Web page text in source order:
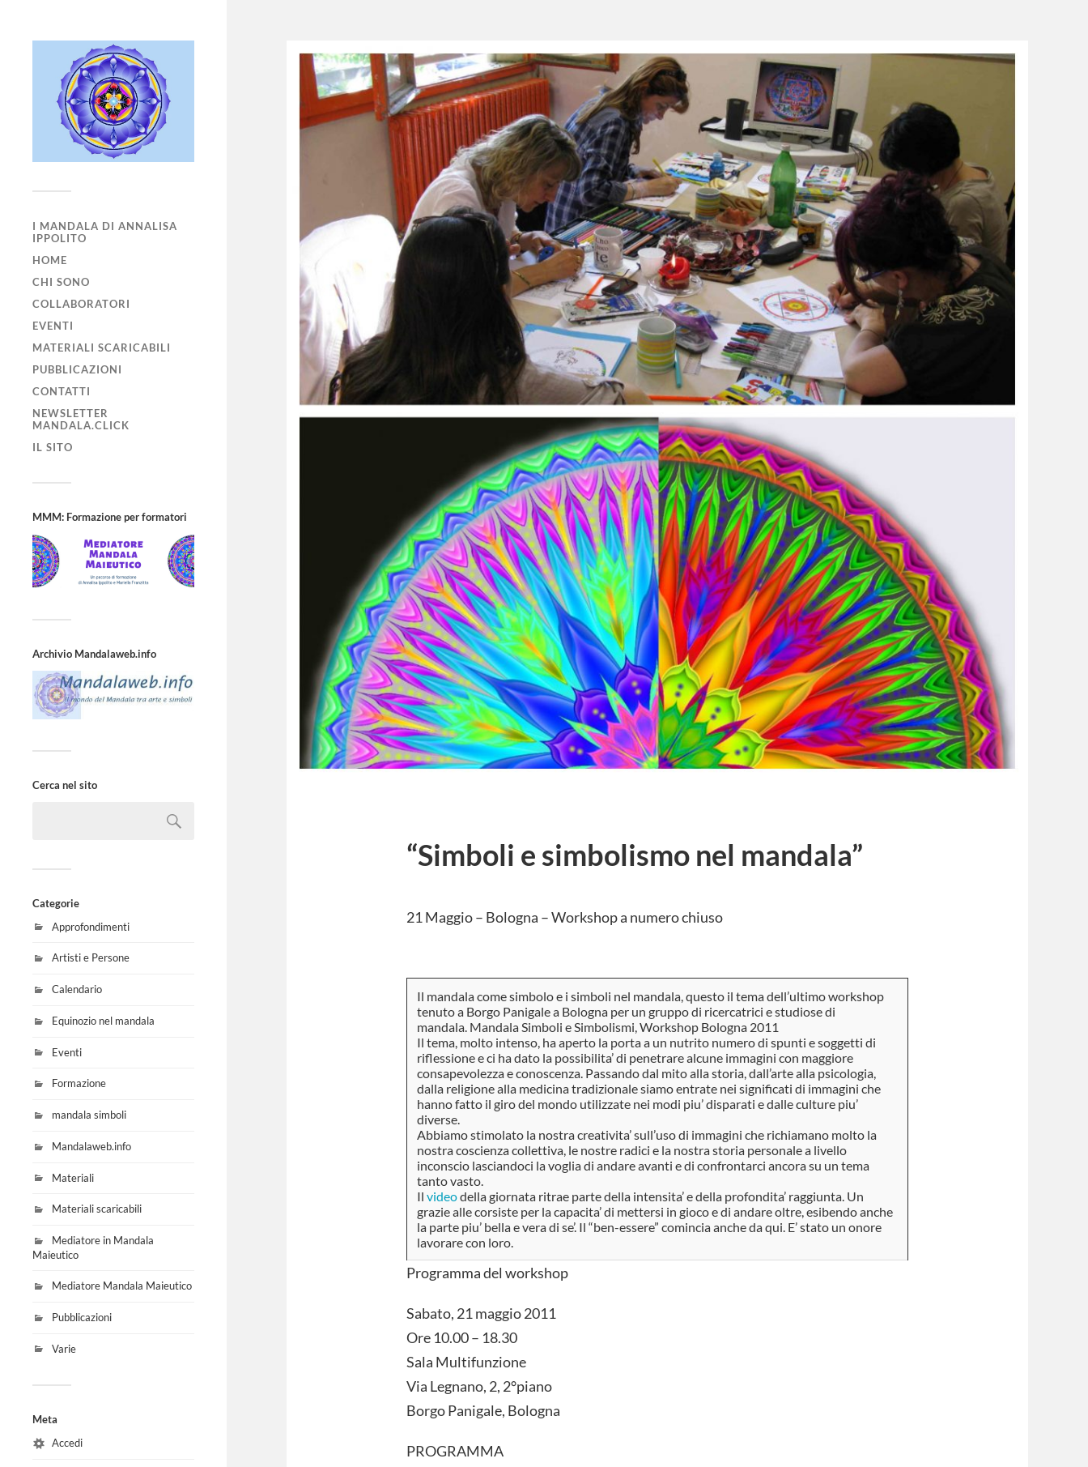
I MANDALA DI ANNALISA
IPPOLITO
HOME
CHI SONO
COLLABORATORI
EVENTI
MATERIALI SCARICABILI
PUBBLICAZIONI
CONTATTI
NEWSLETTER
MANDALA.CLICK
IL SITO
MMM: Formazione per formatori
Archivio Mandalaweb.info
Cerca nel sito
Categorie
Approfondimenti
Artisti e Persone
Calendario
Equinozio nel mandala
Eventi
Formazione
mandala simboli
Mandalaweb.info
Materiali
Materiali scaricabili
Mediatore in Mandala
Maieutico
Mediatore Mandala Maieutico
Pubblicazioni
Varie
Meta
Accedi
“Simboli e simbolismo nel mandala”
21 Maggio – Bologna – Workshop a numero chiuso
Il mandala come simbolo e i simboli nel mandala, questo il tema dell’ultimo workshop
tenuto a Borgo Panigale a Bologna per un gruppo di ricercatrici e studiose di
mandala. Mandala Simboli e Simbolismi, Workshop Bologna 2011
Il tema, molto intenso, ha aperto la porta a un nutrito numero di spunti e soggetti di
riflessione e ci ha dato la possibilita’ di penetrare alcune immagini con maggiore
consapevolezza e conoscenza. Passando dal mito alla storia, dall’arte alla psicologia,
dalla religione alla medicina tradizionale siamo entrate nei significati di immagini che
hanno fatto il giro del mondo utilizzate nei modi piu’ disparati e dalle culture piu’
diverse.
Abbiamo stimolato la nostra creativita’ sull’uso di immagini che richiamano molto la
nostra coscienza collettiva, le nostre radici e la nostra storia personale a livello
inconscio lasciandoci la voglia di andare avanti e di confrontarci ancora su un tema
tanto vasto.
Ilvideodella giornata ritrae parte della intensita’ e della profondita’ raggiunta. Un
grazie alle corsiste per la capacita’ di mettersi in gioco e di andare oltre, esibendo anche
la parte piu’ bella e vera di se’. Il “ben-essere” comincia anche da qui. E’ stato un onore
lavorare con loro.
Programma del workshop
Sabato, 21 maggio 2011
Ore 10.00 – 18.30
Sala Multifunzione
Via Legnano, 2, 2°piano
Borgo Panigale, Bologna
PROGRAMMA